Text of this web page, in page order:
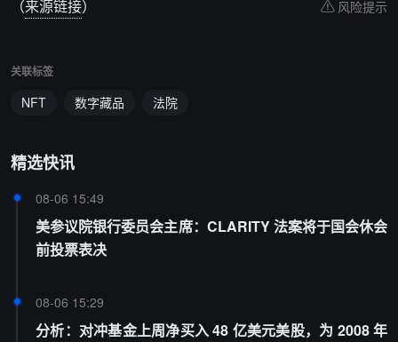
（来源链接） 风险提示
关联标签
NFT 数字藏品 法院
精选快讯
08-06 15:49
美参议院银行委员会主席：CLARITY 法案将于国会休会
前投票表决
08-06 15:29
分析：对冲基金上周净买入 48 亿美元美股，为 2008 年